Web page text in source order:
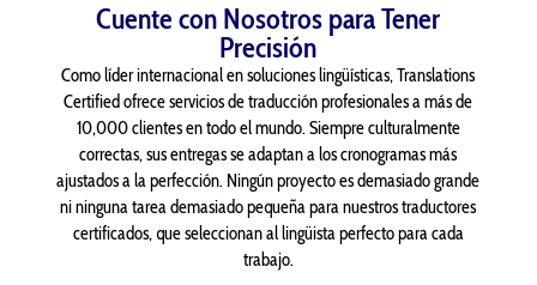
Cuente con Nosotros para Tener
Precisión
Como líder internacional en soluciones lingüísticas, Translations
Certified ofrece servicios de traducción profesionales a más de
10,000 clientes en todo el mundo. Siempre culturalmente
correctas, sus entregas se adaptan a los cronogramas más
ajustados a la perfección. Ningún proyecto es demasiado grande
ni ninguna tarea demasiado pequeña para nuestros traductores
certificados, que seleccionan al lingüista perfecto para cada
trabajo.